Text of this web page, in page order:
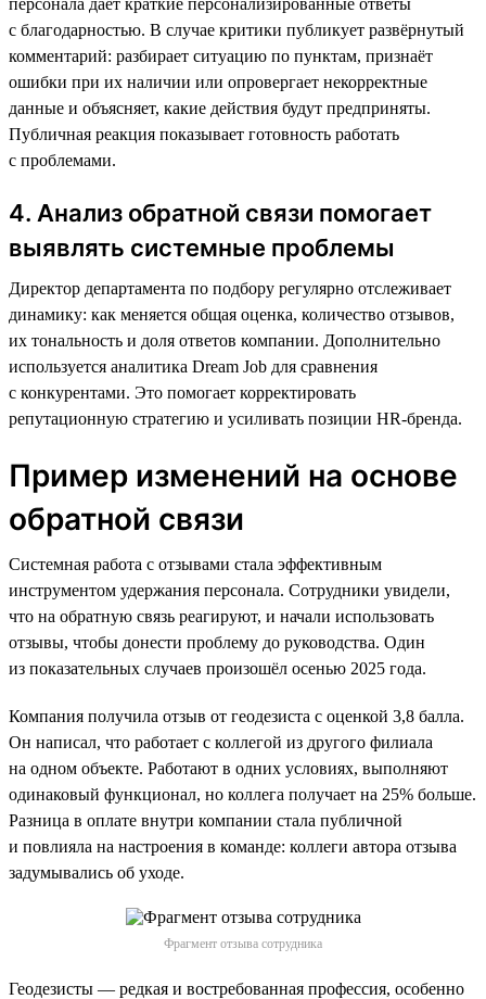
с благодарностью. В случае критики публикует развёрнутый
комментарий: разбирает ситуацию по пунктам, признаёт
ошибки при их наличии или опровергает некорректные
данные и объясняет, какие действия будут предприняты.
Публичная реакция показывает готовность работать
с проблемами.
4. Анализ обратной связи помогает
выявлять системные проблемы
Директор департамента по подбору регулярно отслеживает
динамику: как меняется общая оценка, количество отзывов,
их тональность и доля ответов компании. Дополнительно
используется аналитика Dream Job для сравнения
с конкурентами. Это помогает корректировать
репутационную стратегию и усиливать позиции HR-бренда.
Пример изменений на основе
обратной связи
Системная работа с отзывами стала эффективным
инструментом удержания персонала. Сотрудники увидели,
что на обратную связь реагируют, и начали использовать
отзывы, чтобы донести проблему до руководства. Один
из показательных случаев произошёл осенью 2025 года.
Компания получила отзыв от геодезиста с оценкой 3,8 балла.
Он написал, что работает с коллегой из другого филиала
на одном объекте. Работают в одних условиях, выполняют
одинаковый функционал, но коллега получает на 25% больше.
Разница в оплате внутри компании стала публичной
и повлияла на настроения в команде: коллеги автора отзыва
задумывались об уходе.
Фрагмент отзыва сотрудника
Геодезисты — редкая и востребованная профессия, особенно